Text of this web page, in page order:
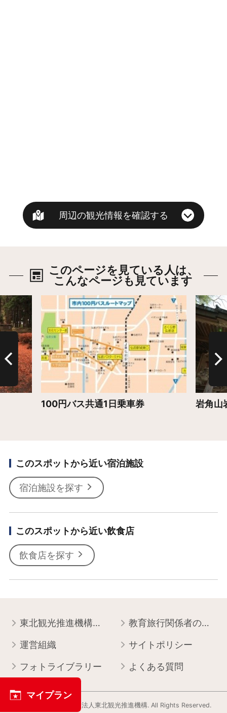
周辺の観光情報を確認する
このページを見ている人は、
こんなページも見ています
100円バス共通1日乗車券
詳細はこちら
岩角山
詳細は
このスポットから近い宿泊施設
宿泊施設を探す
このスポットから近い飲食店
飲食店を探す
東北観光推進機構について 教育旅行関係者の皆様へ
運営組織 サイトポリシー
フォトライブラリー よくある質問
Copyright © 一般社団法人東北観光推進機構. All Rights Reserved.
マイプラン